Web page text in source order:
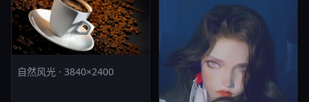
自然风光 · 3840×2400